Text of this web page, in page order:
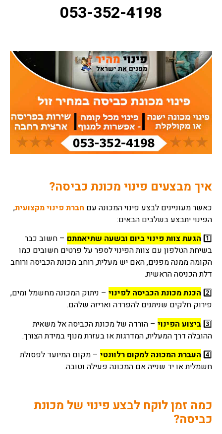
053-352-4198
איך מבצעים פינוי מכונת כביסה?
כאשר מעוניינים לבצע פינוי המכונה עם חברת פינוי מקצועית,
הפינוי יתבצע בשלבים הבאים:
1️⃣ הגעת צוות פינוי ביום ובשעה שתיאמתם – חשוב כבר
בשיחת הטלפון עם צוות הפינוי לספר על פרטים חשובים כמו
הקומה ממנה מפנים, האם יש מעלית, רוחב מכונת הכביסה ורוחב
דלת הכניסה הראשית.
2️⃣ הכנת מכונת הכביסה לפינוי – ניתוק המכונה מחשמל ומים,
פירוק חלקים שניתנים להפרדה ואריזה שלהם.
3️⃣ביצוע הפינוי – הורדה של מכונת הכביסה אל משאית
ההובלה דרך המעלית, המדרגות או בעזרת מנוף במידת הצורך.
4️⃣ העברת המכונה למקום רלוונטי – מקום המיועד לפסולת
חשמלית או יד שנייה אם המכונה פעילה וטובה.
כמה זמן לוקח לבצע פינוי של מכונת
כביסה?